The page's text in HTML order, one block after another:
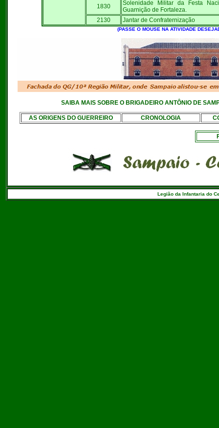
1830
Solenidade Militar da Festa
Guarnição de Fortaleza.
2130
Jantar de Confraternização
(PASSE O MOUSE NA ATIVIDADE
SAIBA MAIS SOBRE O BRIGADEIRO ANTÔNIO DE
AS ORIGENS DO GUERREIRO CRONOLOGIA
Legião da Infantaria do